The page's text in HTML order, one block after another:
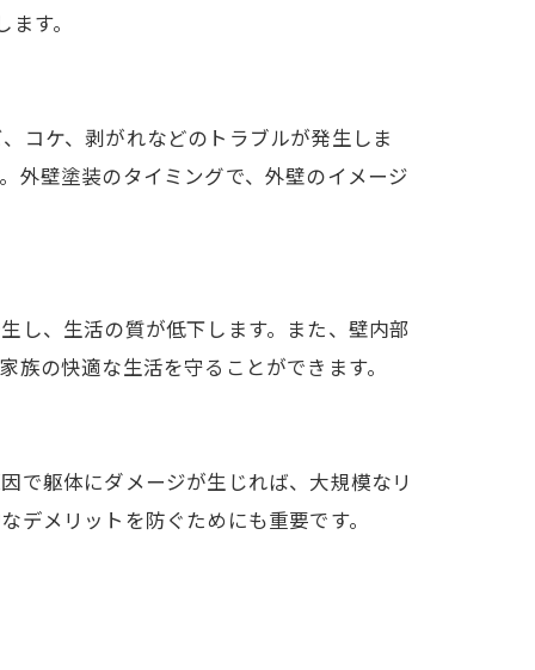
す。
コケ、剥がれなどのトラブルが発生しま
外壁塗装のタイミングで、外壁のイメージ
し、生活の質が低下します。また、壁内部
の快適な生活を守ることができます。
で躯体にダメージが生じれば、大規模なリ
メリットを防ぐためにも重要です。